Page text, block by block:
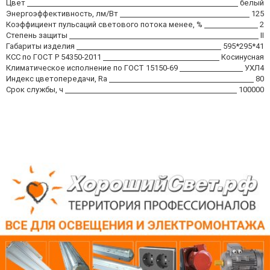
Цвет
белый
Энергоэффективность, лм/Вт
125
Коэффициент пульсаций светового потока менее, %
2
Степень защиты
II
Габариты изделия
595*295*41
КСС по ГОСТ Р 54350-2011
Косинусная
Климатическое исполнение по ГОСТ 15150-69
УХЛ4
Индекс цветопередачи, Ra
80
Срок службы, ч
100000